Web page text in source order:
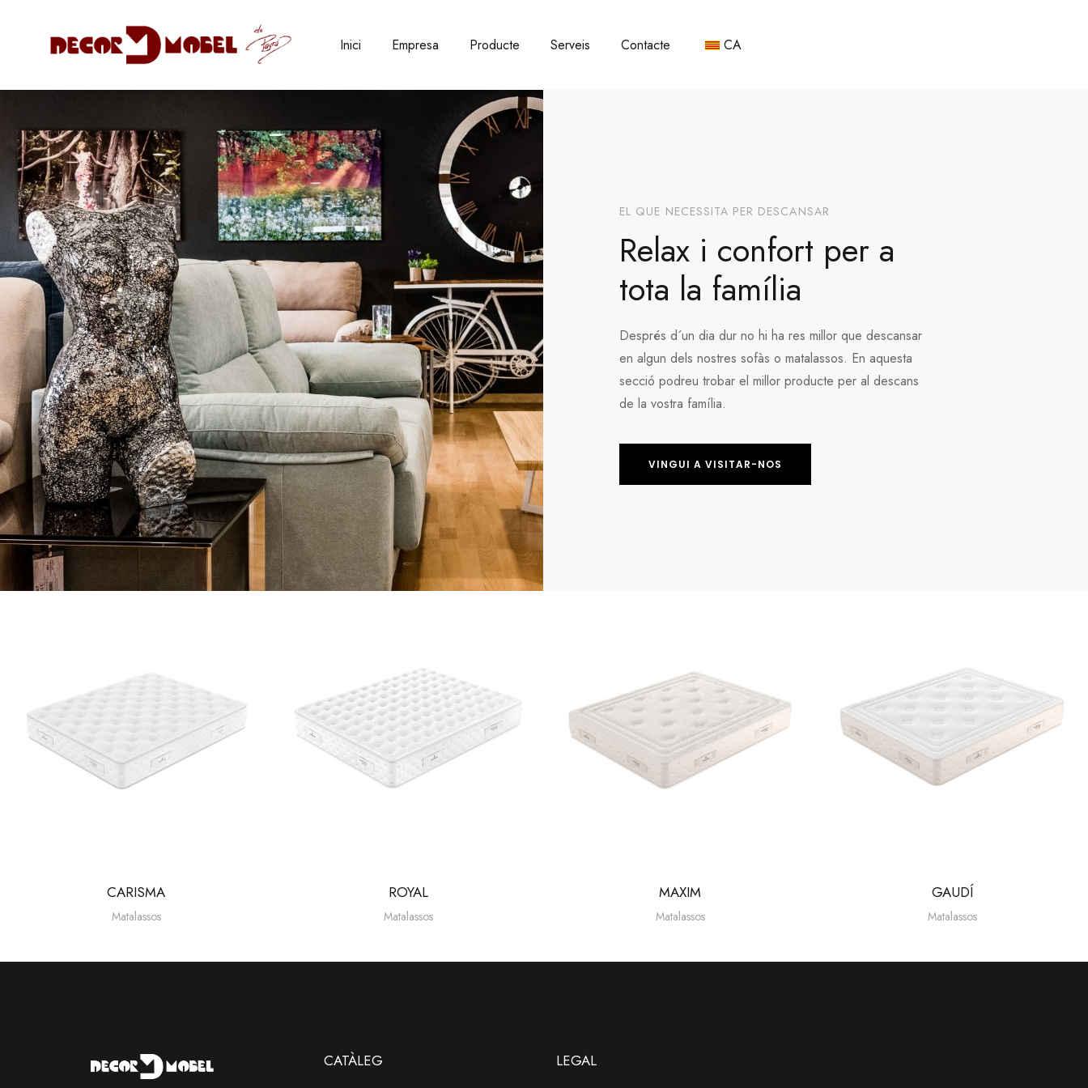
Inici Empresa Producte Serveis Contacte CA
EL QUE NECESSITA PER DESCANSAR
Relax i confort per a
tota la família
Després d´un dia dur no hi ha res millor que descansar
en algun dels nostres sofàs o matalassos. En aquesta
secció podreu trobar el millor producte per al descans
de la vostra família.
VINGUI A VISITAR-NOS
ROYAL
Matalassos
MAXIM
Matalassos
GAUDÍ
Matalassos
FUSIÓ
Matalassos
CATÀLEG LEGAL